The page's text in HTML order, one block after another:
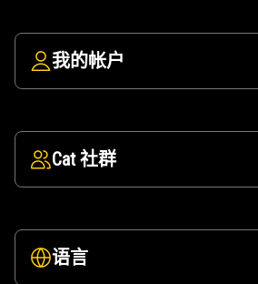
我的帐户
Cat 社群
语言